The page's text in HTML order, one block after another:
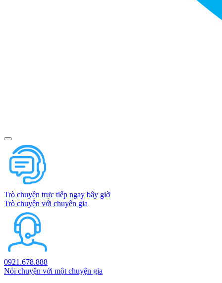
Trò chuyện trực tiếp ngay bây giờ
Trò chuyện với chuyên gia
0921.678.888
Nói chuyện với một chuyện gia